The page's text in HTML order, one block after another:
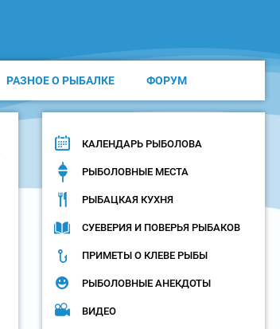
РАЗНОЕ О РЫБАЛКЕ ФОРУМ
КАЛЕНДАРЬ РЫБОЛОВА
РЫБОЛОВНЫЕ МЕСТА
РЫБАЦКАЯ КУХНЯ
СУЕВЕРИЯ И ПОВЕРЬЯ РЫБАКОВ
ПРИМЕТЫ О КЛЕВЕ РЫБЫ
РЫБОЛОВНЫЕ АНЕКДОТЫ
ВИДЕО